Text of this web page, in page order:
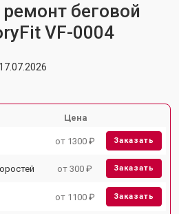
беговой
VF-0004
Цена
от 1300 ₽ Заказать
от 300 ₽ Заказать
от 1100 ₽ Заказать